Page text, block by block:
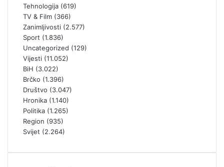
Tehnologija (619)
TV & Film (366)
Zanimljivosti (2.577)
Sport (1.836)
Uncategorized (129)
Vijesti (11.052)
BiH (3.022)
Brčko (1.396)
Društvo (3.047)
Hronika (1.140)
Politika (1.265)
Region (935)
Svijet (2.264)